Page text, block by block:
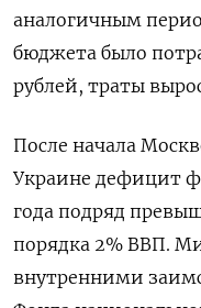
аналогичным
бюджета было
рублей, траты
После начала
Украине дефицит
года подряд
порядка 2% ВВП.
внутренними